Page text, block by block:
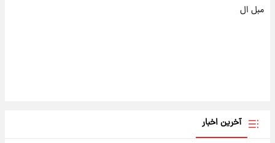
مبل ال
آخرین اخبار